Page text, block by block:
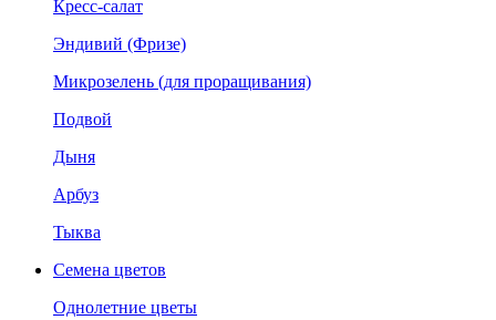
Кресс-салат
Эндивий (Фризе)
Микрозелень (для проращивания)
Подвой
Дыня
Арбуз
Тыква
Семена цветов
Однолетние цветы